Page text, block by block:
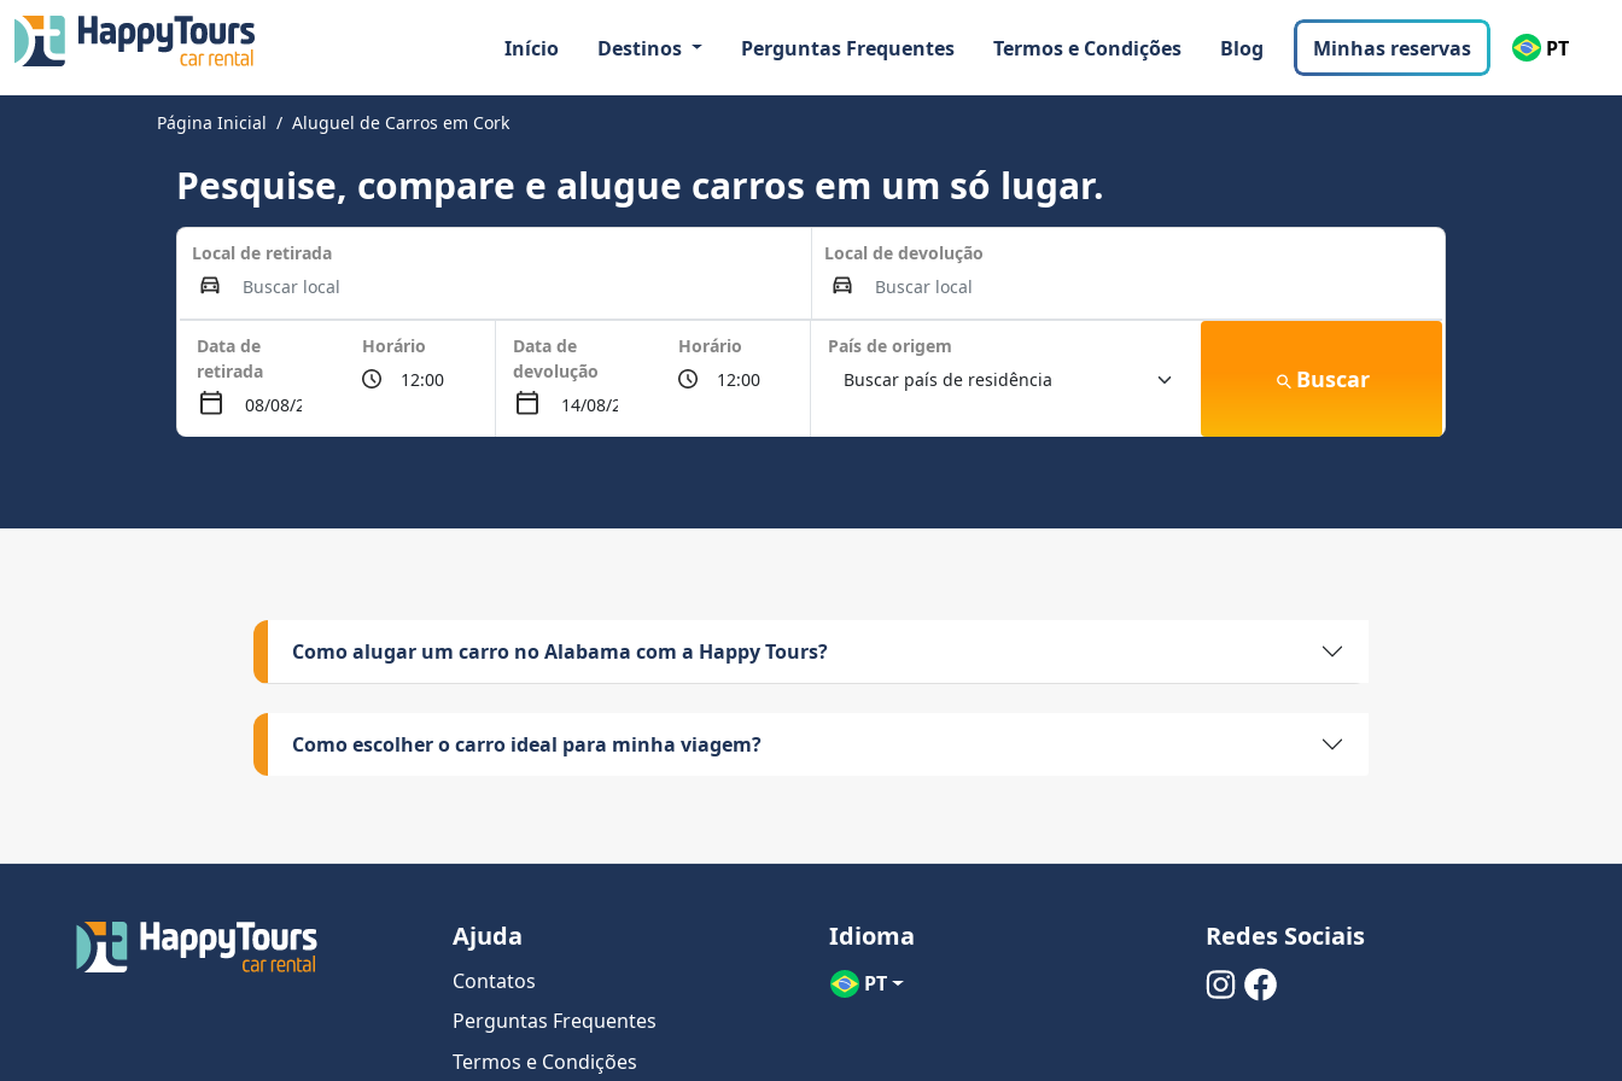
Início Destinos Perguntas Frequentes Termos e Condições Blog Minhas reservas PT
Página Inicial Aluguel de Carros em Cork
Pesquise, compare e alugue carros em um só lugar.
Local de retirada Local de devolução
Data de
retirada
Horário
Data de
devolução
Horário País de origem
Buscar
Como alugar um carro no Alabama com a Happy Tours?
Como escolher o carro ideal para minha viagem?
Ajuda
Contatos
Perguntas Frequentes
Termos e Condições
Idioma
PT
Redes Sociais